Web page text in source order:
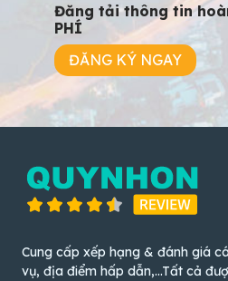
Đăng tải thông tin
PHÍ
ĐĂNG KÝ NGAY
Cung cấp xếp hạng & đánh giá
vụ, địa điểm hấp dẫn,...Tất cả